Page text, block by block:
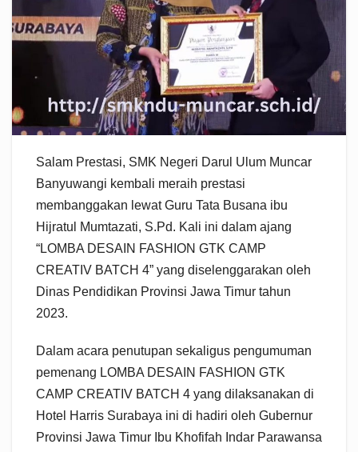
Salam Prestasi, SMK Negeri Darul Ulum Muncar
Banyuwangi kembali meraih prestasi
membanggakan lewat Guru Tata Busana ibu
Hijratul Mumtazati, S.Pd. Kali ini dalam ajang
“LOMBA DESAIN FASHION GTK CAMP
CREATIV BATCH 4” yang diselenggarakan oleh
Dinas Pendidikan Provinsi Jawa Timur tahun
2023.
Dalam acara penutupan sekaligus pengumuman
pemenang LOMBA DESAIN FASHION GTK
CAMP CREATIV BATCH 4 yang dilaksanakan di
Hotel Harris Surabaya ini di hadiri oleh Gubernur
Provinsi Jawa Timur Ibu Khofifah Indar Parawansa